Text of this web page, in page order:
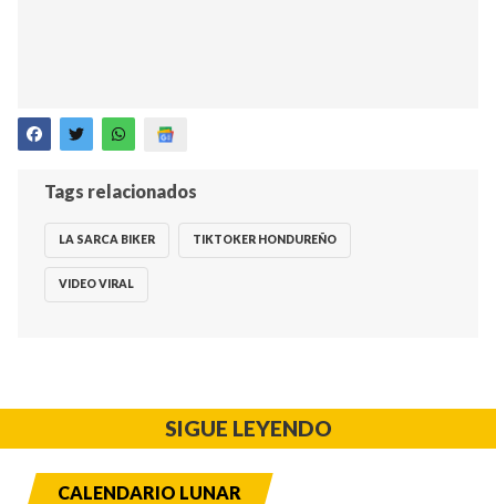
Tags relacionados
LA SARCA BIKER TIKTOKER HONDUREÑO
VIDEO VIRAL
SIGUE LEYENDO
CALENDARIO LUNAR